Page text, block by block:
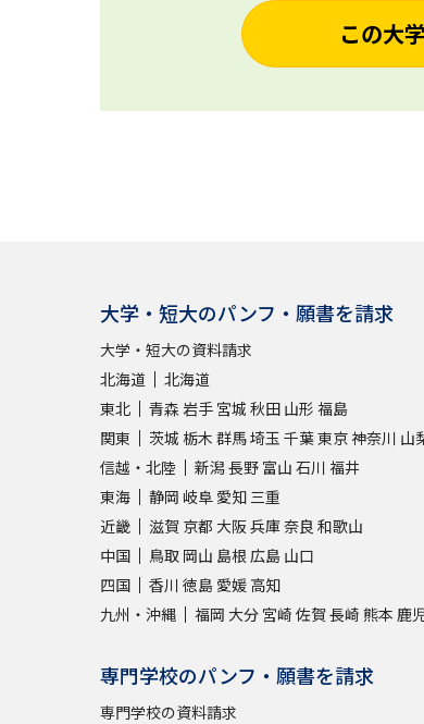
この大
大学・短大のパンフ・願書を請求
大学・短大の資料請求
北海道
北海道
東北
青森 岩手 宮城 秋田 山形 福島
関東
茨城 栃木 群馬埼玉 千葉東京神奈川 山
信越・北陸
新潟長野 富山 石川 福井
東海
静岡 岐阜 愛知 三重
近畿
滋賀 京都 大阪兵庫奈良 和歌山
中国
鳥取 岡山 島根 広島 山口
四国
香川 徳島 愛媛 高知
九州・沖縄
福岡 大分 宮崎 佐賀 長崎 熊本 鹿
専門学校のパンフ・願書を請求
専門学校の資料請求